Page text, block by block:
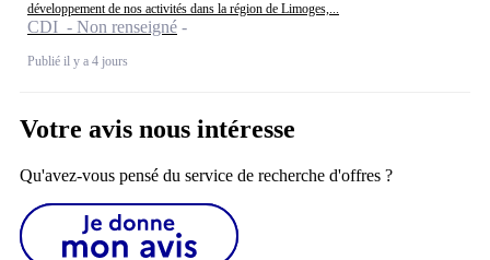
développement de nos activités dans la région de Limoges,...
CDI - Non renseigné
Publié il y a 4 jours
Votre avis nous intéresse
Qu'avez-vous pensé du service de recherche d'offres ?